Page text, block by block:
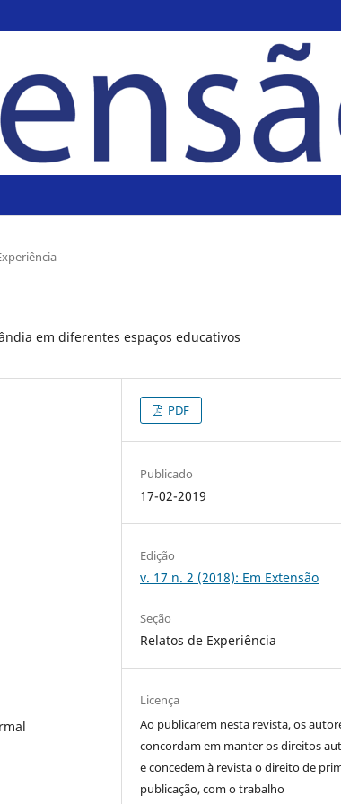
em diferentes espaços educativos
PDF
Publicado
17-02-2019
Edição
v. 17 n. 2 (2018): Em Extensão
Seção
Relatos de Experiência
Licença
Ao publicarem nesta revista, os
concordam em manter os direitos
e concedem à revista o direito de
publicação, com o trabalho